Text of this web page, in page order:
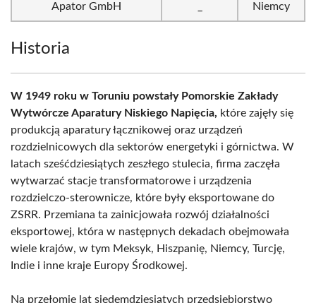
Apator GmbH Niemcy
Historia
W 1949 roku w Toruniu powstały Pomorskie Zakłady
Wytwórcze Aparatury Niskiego Napięcia, które zajęły się
produkcją aparatury łącznikowej oraz urządzeń
rozdzielnicowych dla sektorów energetyki i górnictwa. W
latach sześćdziesiątych zeszłego stulecia, firma zaczęła
wytwarzać stacje transformatorowe i urządzenia
rozdzielczo-sterownicze, które były eksportowane do
ZSRR. Przemiana ta zainicjowała rozwój działalności
eksportowej, która w następnych dekadach obejmowała
wiele krajów, w tym Meksyk, Hiszpanię, Niemcy, Turcję,
Indie i inne kraje Europy Środkowej.
Na przełomie lat siedemdziesiątych przedsiębiorstwo